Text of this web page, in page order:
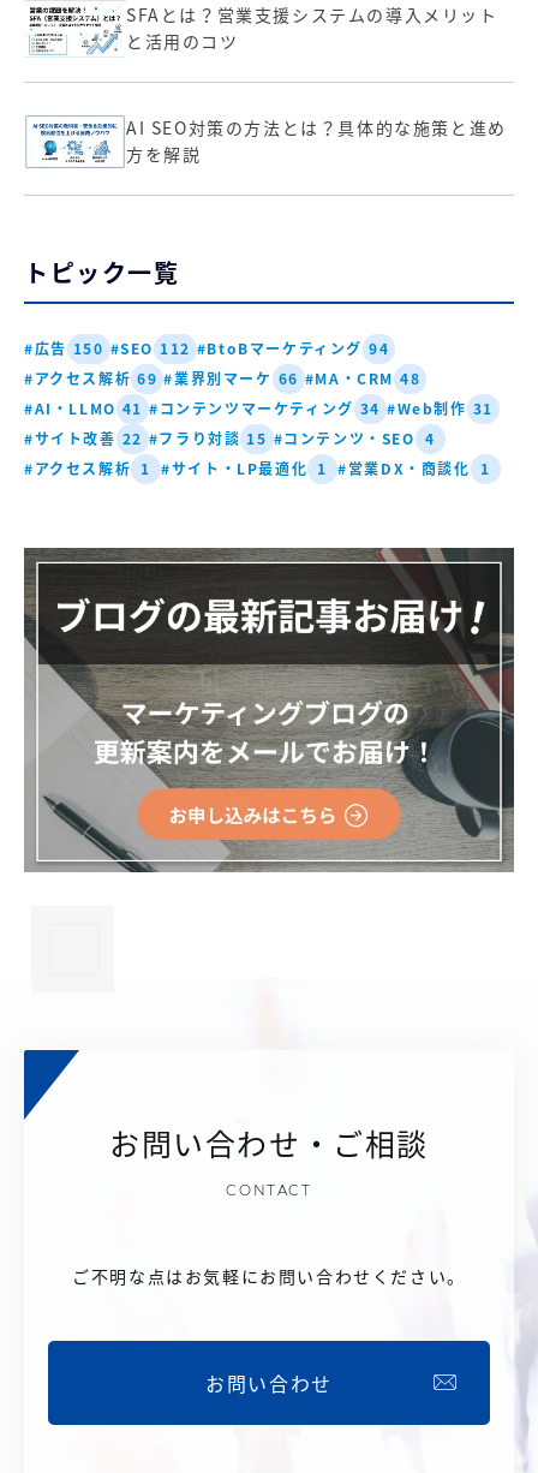
SFAとは？営業支援システムの導入メリット
と活用のコツ
AI SEO対策の方法とは？具体的な施策と進め
方を解説
トピック一覧
#広告 150 #SEO 112 #BtoBマーケティング 94
#アクセス解析 69 #業界別マーケ 66 #MA・CRM 48
#AI・LLMO 41 #コンテンツマーケティング 34 #Web制作 31
#サイト改善 22 #フラり対談 15 #コンテンツ・SEO 4
#アクセス解析 1 #サイト・LP最適化 1 #営業DX・商談化 1
×
お問い合わせ・ご相談
CONTACT
ご不明な点はお気軽にお問い合わせください。
お問い合わせ